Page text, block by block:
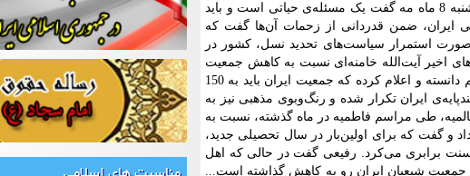
«آیت‌الله خامنه‌ای، رهبر جمهوری اسلامی ایران، روز دوشنبه 8 ماه مه گفت یک مسئله‌ی حیاتی است و باید
ایران، ضمن قدردانی از زحمات آن‌ها گفت که
استمرار سیاست‌های تحدید نسل، کشور در
اخیر آیت‌الله خامنه‌ای نسبت به کاهش جمعیت
ایران بارها هشدار داده و جمعیت کنونی کشور را بسیار کم دانسته و اعلام کرده که جمعیت ایران باید به 150
ایران تکرار شده و رنگ‌وبوی مذهبی نیز به
طی مراسم فاطمیه در ماه گذشته، نسبت به
و گفت که برای اولین‌بار در سال تحصیلی جدید،
سنت برابری می‌کرد. رفیعی گفت در حالی که اهل
40 اولاد پیروی می‌کنند، جمعیت شیعیان ایران رو به کاهش گذاشته است...